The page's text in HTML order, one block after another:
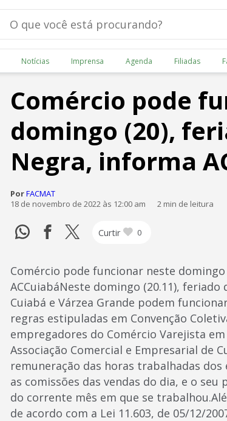
Notícias Imprensa Agenda Filiadas
Comércio pode
domingo (20),
Negra, informa
PorFACMAT
18 de novembro de 2022 às 12:00 am
2 min de leitura
Curtir 0
Comércio pode funcionar neste
ACCuiabáNeste domingo (20.11),
Cuiabá e Várzea Grande podem
regras estipuladas em Convenção
empregadores do Comércio Varejista
Associação Comercial e Empresarial de
remuneração das horas trabalhadas
as comissões das vendas do dia, e o
do corrente mês em que se
de acordo com a Lei 11.603, de 05/12/